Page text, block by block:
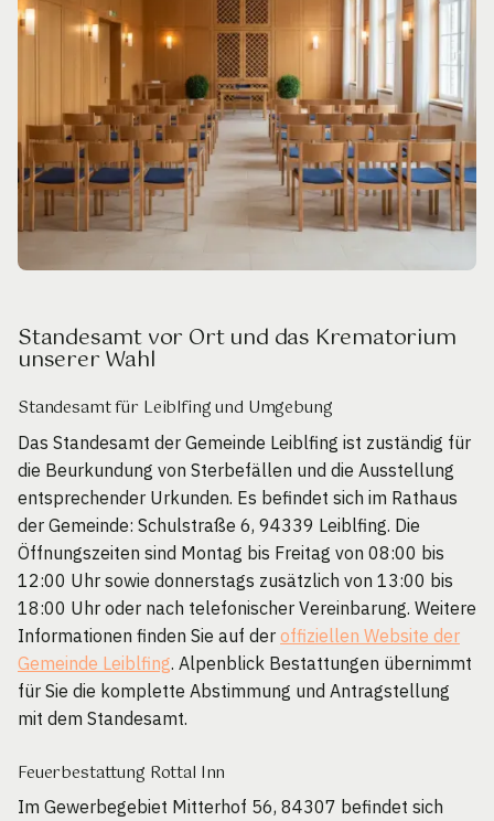
Standesamt vor Ort und das Krematorium
unserer Wahl
Standesamt für Leiblfing und Umgebung
Das Standesamt der Gemeinde Leiblfing ist zuständig für
die Beurkundung von Sterbefällen und die Ausstellung
entsprechender Urkunden. Es befindet sich im Rathaus
der Gemeinde: Schulstraße 6, 94339 Leiblfing. Die
Öffnungszeiten sind Montag bis Freitag von 08:00 bis
12:00 Uhr sowie donnerstags zusätzlich von 13:00 bis
18:00 Uhr oder nach telefonischer Vereinbarung. Weitere
Informationen finden Sie auf der offiziellen Website der
Gemeinde Leiblfing. Alpenblick Bestattungen übernimmt
für Sie die komplette Abstimmung und Antragstellung
mit dem Standesamt.
Feuerbestattung Rottal Inn
Im Gewerbegebiet Mitterhof 56, 84307 befindet sich